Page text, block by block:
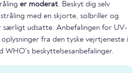
er moderat. Beskyt dig selv
med en skjorte, solbriller og
særligt udsatte. Anbefalingen for UV-
fra den tyske vejrtjeneste i
WHO's beskyttelsesanbefalinger.